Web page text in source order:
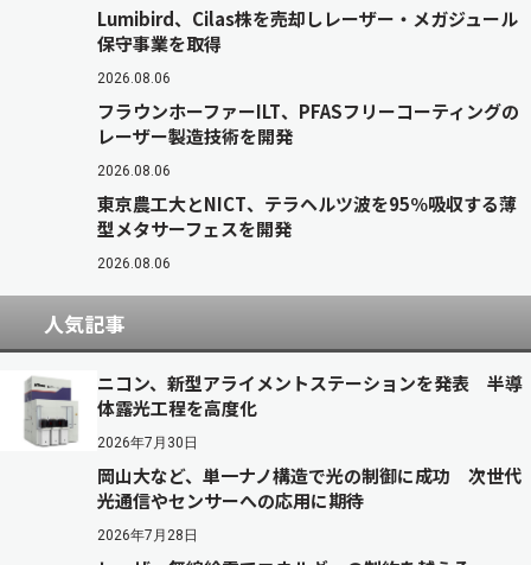
Lumibird、Cilas株を売却しレーザー・メガジュール
保守事業を取得
2026.08.06
フラウンホーファーILT、PFASフリーコーティングの
レーザー製造技術を開発
2026.08.06
東京農工大とNICT、テラヘルツ波を95％吸収する薄
型メタサーフェスを開発
2026.08.06
人気記事
ニコン、新型アライメントステーションを発表 半導
体露光工程を高度化
2026年7月30日
岡山大など、単一ナノ構造で光の制御に成功 次世代
光通信やセンサーへの応用に期待
2026年7月28日